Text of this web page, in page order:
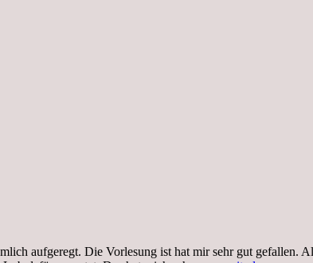
aufgeregt. Die Vorlesung ist hat mir sehr gut gefallen.